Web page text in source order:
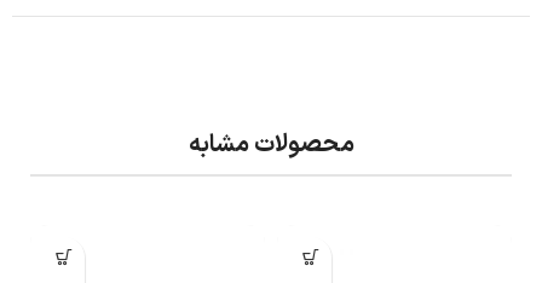
محصولات مشابه